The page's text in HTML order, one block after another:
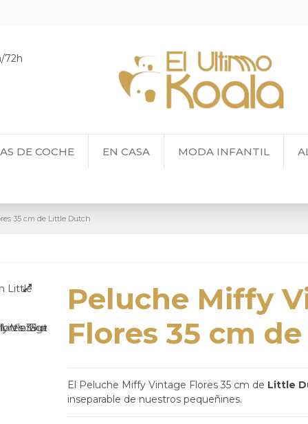
72h
DE COCHE EN CASA MODA INFANTIL
35 cm de Little Dutch
Peluche Miffy
Flores 35 cm
El Peluche Miffy Vintage Flores 35 cm de Little
inseparable de nuestros pequeñines.